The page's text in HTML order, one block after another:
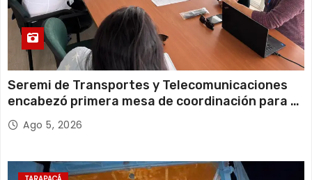
Seremi de Transportes y Telecomunicaciones
encabezó primera mesa de coordinación para el
retiro de cables en desuso en Iquique
Ago 5, 2026